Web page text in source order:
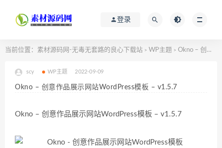
登录
当前位置： 素材源码网-无毒无套路的良心下载站 > WP主题 > Okno – 创意作品展示网站WordPress模板 – v1.5.7
scy WP主题 2022-09-09
Okno – 创意作品展示网站WordPress模板 – v1.5.7
Okno – 创意作品展示网站WordPress模板 – v1.5.7